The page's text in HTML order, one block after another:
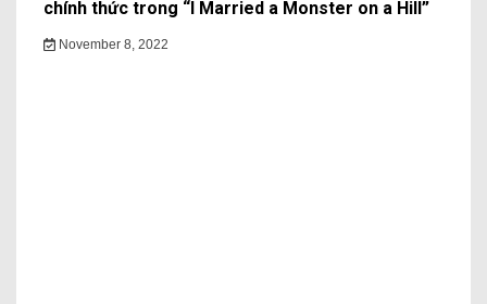
chính thức trong “I Married a Monster on a Hill”
November 8, 2022